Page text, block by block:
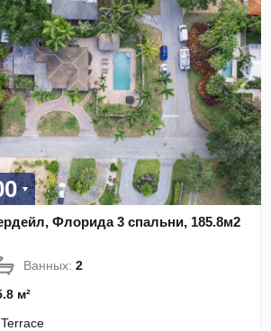
Флорида 3 спальни, 185.8м2
Ванных:2
м²